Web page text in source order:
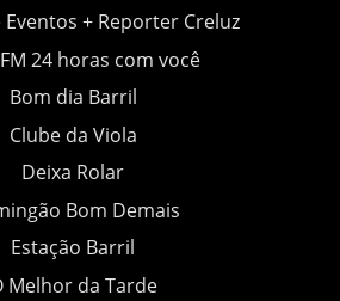
Eventos + Reporter Creluz
24 horas com você
Bom dia Barril
Clube da Viola
Deixa Rolar
Bom Demais
Estação Barril
Melhor da Tarde